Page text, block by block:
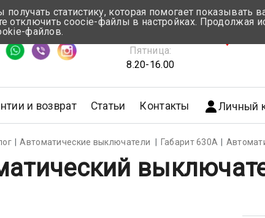
ответа ≈ 5 мин
Понедельник-Четверг:
Пятница:
8.20-16.00
и возврат Статьи Контакты Личный
Автоматические выключатели Габарит 630А
статистику, которая помогает показывать
coocie-файлы в настройках. Продолжая
файлов.